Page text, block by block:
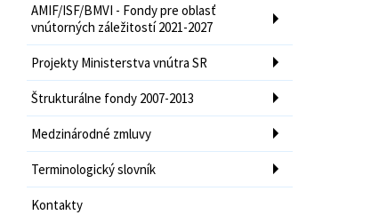
AMIF/ISF/BMVI - Fondy pre oblasť
vnútorných záležitostí 2021-2027
Projekty Ministerstva vnútra SR
Štrukturálne fondy 2007-2013
Medzinárodné zmluvy
Terminologický slovník
Kontakty